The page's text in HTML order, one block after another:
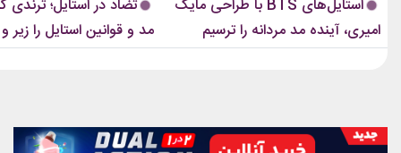
است که در تمام این اوت‌فیت‌ها دیده...
این رویکرد، قرار نیست فقط
استایل‌های BTS با طراحی مایک
امیری، آینده مد مردانه را ترسیم
کردند
تضاد در استایل؛ ترندی
مد و قوانین استایل را زیر